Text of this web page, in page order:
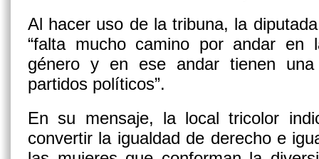
Al hacer uso de la tribuna, la
“falta mucho camino por andar en
género y en ese andar tienen una
partidos políticos”.
En su mensaje, la local tricolor
convertir la igualdad de derecho e